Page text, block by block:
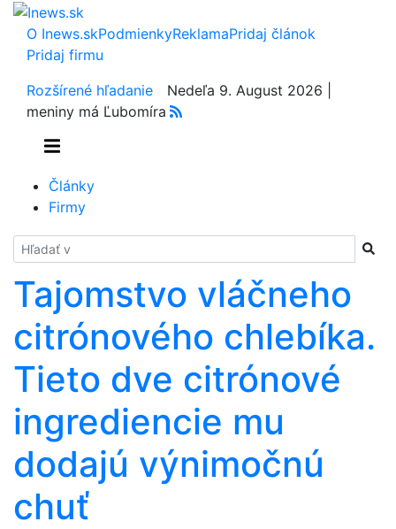
O Inews.skPodmienkyReklamaPridaj článok
Pridaj firmu
Rozšírené hľadanie
Nedeľa 9. August 2026 |
meniny má Ľubomíra
Články
Firmy
Hladať
Tajomstvo vláčneho
citrónového chlebíka.
Tieto dve citrónové
ingrediencie mu
dodajú výnimočnú
chuť